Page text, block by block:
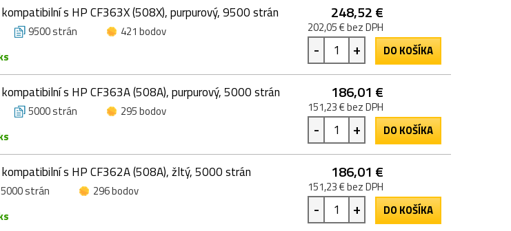
s HP CF363X (508X), purpurový, 9500 strán
9500 strán
421 bodov
248,52 €
202,05 € bez DPH
- + DO KOŠÍKA
s HP CF363A (508A), purpurový, 5000 strán
5000 strán
295 bodov
186,01 €
151,23 € bez DPH
- + DO KOŠÍKA
s HP CF362A (508A), žltý, 5000 strán
5000 strán
296 bodov
186,01 €
151,23 € bez DPH
- + DO KOŠÍKA